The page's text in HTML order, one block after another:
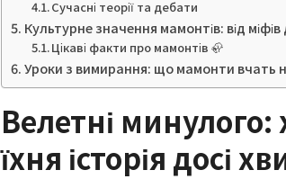
Сучасні теорії та дебати
Культурне значення мамонтів: від
Цікаві факти про мамонтів 🦣
Уроки з вимирання: що мамонти вчать
Велетні минулого:
їхня історія досі